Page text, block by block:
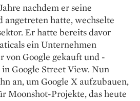
nachdem er seine
angetreten hatte, wechselte
Er hatte bereits davor
ein Unternehmen
von Google gekauft und
Google Street View. Nun
an, um Google X aufzubauen,
Moonshot-­Projekte, das heute